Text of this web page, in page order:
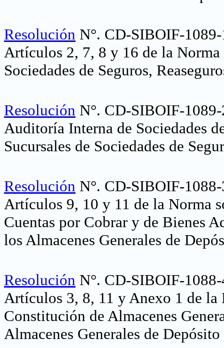
Resolución N°. CD-SIBOIF-
Artículos 2, 7, 8 y 16 de la
Sociedades de Seguros,
Resolución N°. CD-SIBOIF-
Auditoría Interna de Sociedades
Sucursales de Sociedades de
Resolución N°. CD-SIBOIF-
Artículos 9, 10 y 11 de la Norma
Cuentas por Cobrar y de Bienes
los Almacenes Generales de
Resolución N°. CD-SIBOIF-
Artículos 3, 8, 11 y Anexo 1 de la
Constitución de Almacenes
Almacenes Generales de